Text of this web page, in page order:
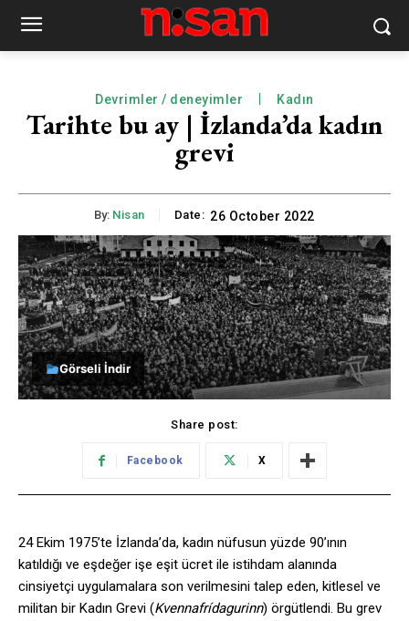
Devrimler / deneyimler Kadın
Tarihte bu ay | İzlanda’da kadın
grevi
By: Nisan Date: 26 October 2022
Görseli İndir
Share post:
Facebook X
24 Ekim 1975’te İzlanda’da, kadın nüfusun yüzde 90’ının
katıldığı ve eşdeğer işe eşit ücret ile istihdam alanında
cinsiyetçi uygulamalara son verilmesini talep eden, kitlesel ve
militan bir Kadın Grevi (Kvennafrídagurinn) örgütlendi. Bu grev